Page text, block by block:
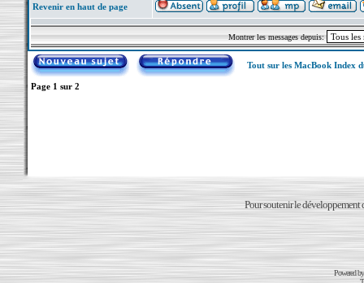
Revenir en haut de page
Montrer les messages depuis:
Tout sur les MacBook Index
Page 1 sur 2
Pour soutenir le développement
Powered